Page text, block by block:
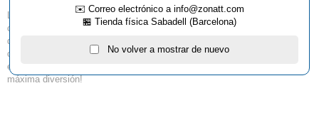
La versión Junior del BASEline ALL cuenta con un mango más fino y una
cabeza más pequeña para un agarre cómodo y un peso ultraligero por
debajo de 80 g. Diseñado para jugadores jóvenes, ofrece un excelente
control y retroalimentación con la bola, lo que lo hace ideal para el
entrenamiento de técnica y el juego básico en el club, ¡asegurando la
máxima diversión!
✉️ Correo electrónico a info@zonatt.com
🏪 Tienda física Sabadell (Barcelona)
No volver a mostrar de nuevo